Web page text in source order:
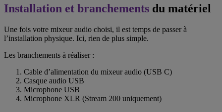
Installation et branchements du matériel
Une fois votre mixeur audio choisi, il est temps de passer à
l’installation physique. Ici, rien de plus simple.
Les branchements à réaliser :
Cable d’alimentation du mixeur audio (USB C)
Casque audio USB
Microphone USB
Microphone XLR (Stream 200 uniquement)